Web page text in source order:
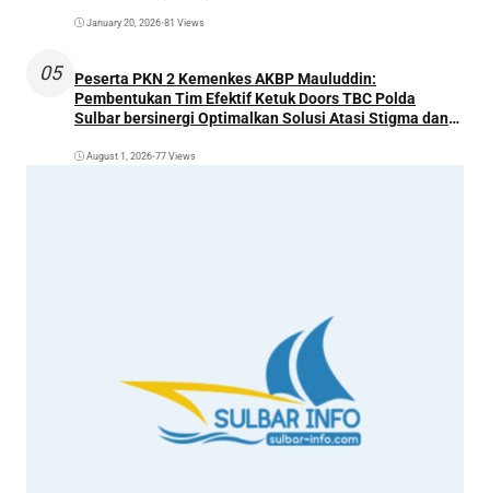
January 20, 2026•81 Views
05
Peserta PKN 2 Kemenkes AKBP Mauluddin:
Pembentukan Tim Efektif Ketuk Doors TBC Polda
Sulbar bersinergi Optimalkan Solusi Atasi Stigma dan
August 1, 2026•77 Views